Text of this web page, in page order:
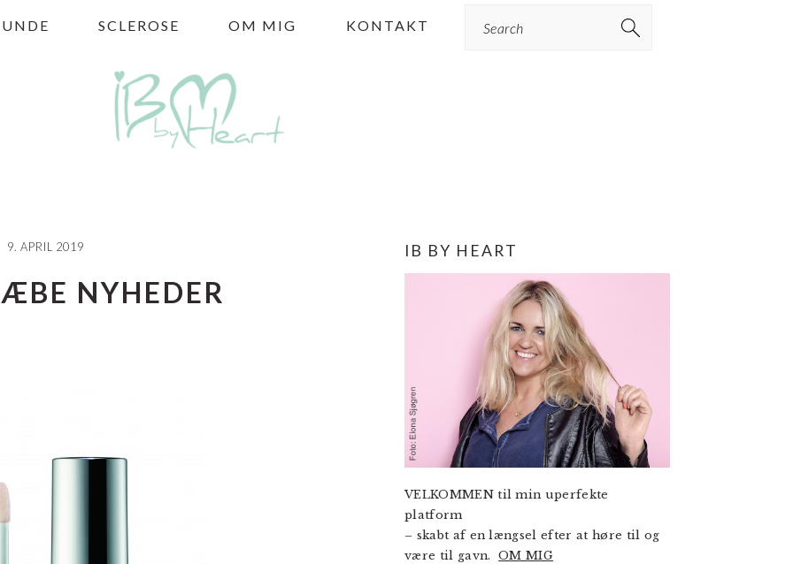
SCLEROSE OM MIG KONTAKT
9. APRIL 2019
NYHEDER
PRIMÆR
IB BY HEART
VELKOMMEN til min uperfekte
platform
– skabt af en længsel efter at høre til og
være til gavn.OM MIG